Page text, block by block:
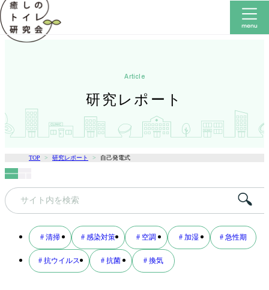
研究レポート
article
TOP 研究レポート 自己発電式
キ
# 清掃 # 感染対策 # 空調 # 加湿 # 急性期
# 抗ウイルス # 抗菌 # 換気